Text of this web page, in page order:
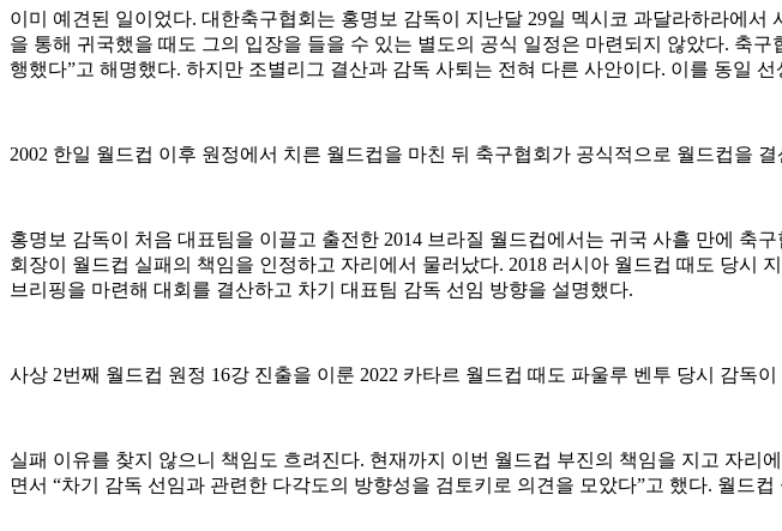
이미 예견된 일이었다. 대한축구협회는 홍명보 감독이 지난달 29일 멕시코 과달라하라에
을 통해 귀국했을 때도 그의 입장을 들을 수 있는 별도의 공식 일정은 마련되지 않았다. 축
행했다”고 해명했다. 하지만 조별리그 결산과 감독 사퇴는 전혀 다른 사안이다. 이를 동일
2002 한일 월드컵 이후 원정에서 치른 월드컵을 마친 뒤 축구협회가 공식적으로 월드컵을
홍명보 감독이 처음 대표팀을 이끌고 출전한 2014 브라질 월드컵에서는 귀국 사흘 만에 축
회장이 월드컵 실패의 책임을 인정하고 자리에서 물러났다. 2018 러시아 월드컵 때도 당시
브리핑을 마련해 대회를 결산하고 차기 대표팀 감독 선임 방향을 설명했다.
사상 2번째 월드컵 원정 16강 진출을 이룬 2022 카타르 월드컵 때도 파울루 벤투 당시 감독
실패 이유를 찾지 않으니 책임도 흐려진다. 현재까지 이번 월드컵 부진의 책임을 지고 자
면서 “차기 감독 선임과 관련한 다각도의 방향성을 검토키로 의견을 모았다”고 했다. 월드